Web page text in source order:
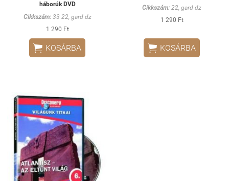
háborúk DVD
Cikkszám:33 22, gard dz
1 290 Ft
 KOSÁRBA
Cikkszám: 22, gard dz
1 290 Ft
 KOSÁRBA